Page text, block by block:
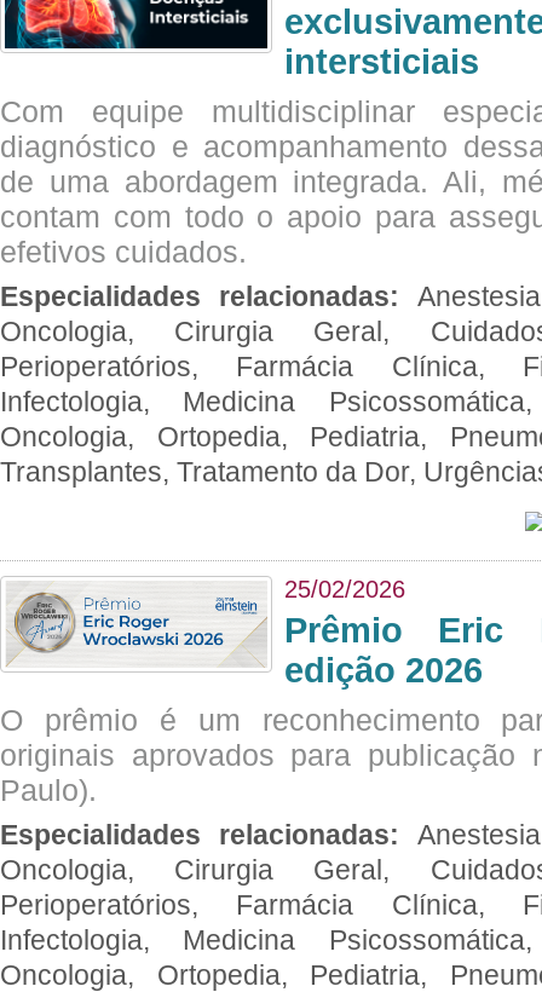
intersticiais
Com equipe multidisciplinar
diagnóstico e acompanhamento
de uma abordagem integrada. Ali,
contam com todo o apoio para
efetivos cuidados.
Especialidades relacionadas:
Oncologia, Cirurgia Geral,
Perioperatórios, Farmácia Clínica,
Infectologia, Medicina
Oncologia, Ortopedia, Pediatria,
Transplantes, Tratamento da Dor,
25/02/2026
Prêmio Eric
edição 2026
O prêmio é um reconhecimento
originais aprovados para publicação
Paulo).
Especialidades relacionadas:
Oncologia, Cirurgia Geral,
Perioperatórios, Farmácia Clínica,
Infectologia, Medicina
Oncologia, Ortopedia, Pediatria,